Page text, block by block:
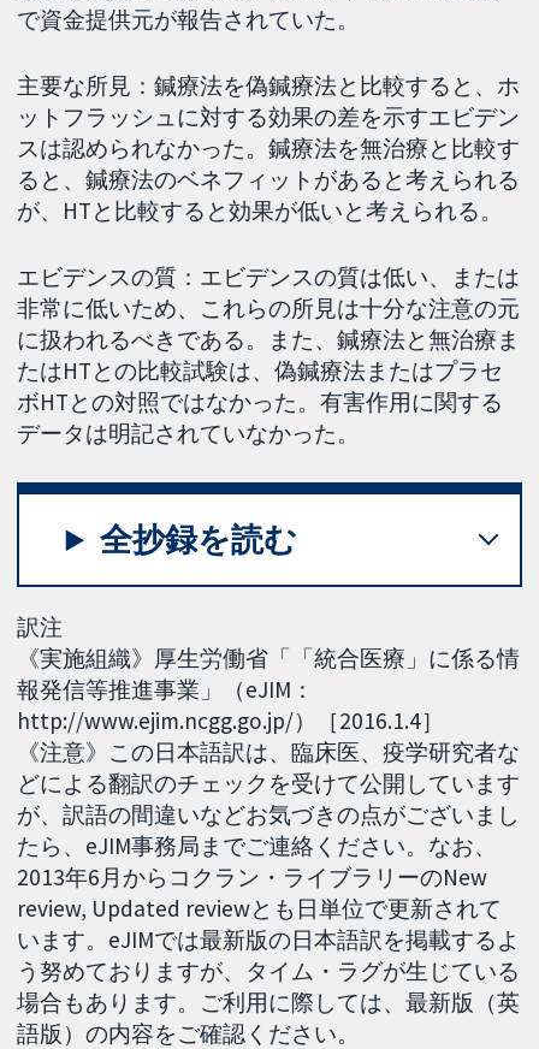
で資金提供元が報告されていた。
主要な所見：鍼療法を偽鍼療法と比較すると、ホ
ットフラッシュに対する効果の差を示すエビデン
スは認められなかった。鍼療法を無治療と比較す
ると、鍼療法のベネフィットがあると考えられる
が、HTと比較すると効果が低いと考えられる。
エビデンスの質：エビデンスの質は低い、または
非常に低いため、これらの所見は十分な注意の元
に扱われるべきである。また、鍼療法と無治療ま
たはHTとの比較試験は、偽鍼療法またはプラセ
ボHTとの対照ではなかった。有害作用に関する
データは明記されていなかった。
全抄録を読む
訳注
《実施組織》厚生労働省「「統合医療」に係る情
報発信等推進事業」（eJIM：
http://www.ejim.ncgg.go.jp/）［2016.1.4］
《注意》この日本語訳は、臨床医、疫学研究者な
どによる翻訳のチェックを受けて公開しています
が、訳語の間違いなどお気づきの点がございまし
たら、eJIM事務局までご連絡ください。なお、
2013年6月からコクラン・ライブラリーのNew
review, Updated reviewとも日単位で更新されて
います。eJIMでは最新版の日本語訳を掲載するよ
う努めておりますが、タイム・ラグが生じている
場合もあります。ご利用に際しては、最新版（英
語版）の内容をご確認ください。